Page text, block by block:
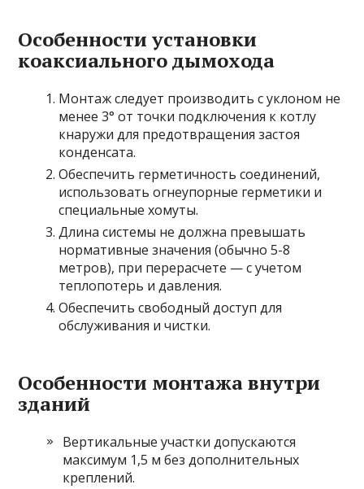
Особенности установки
коаксиального дымохода
Монтаж следует производить с уклоном не
менее 3° от точки подключения к котлу
кнаружи для предотвращения застоя
конденсата.
Обеспечить герметичность соединений,
использовать огнеупорные герметики и
специальные хомуты.
Длина системы не должна превышать
нормативные значения (обычно 5-8
метров), при перерасчете — с учетом
теплопотерь и давления.
Обеспечить свободный доступ для
обслуживания и чистки.
Особенности монтажа внутри
зданий
Вертикальные участки допускаются
максимум 1,5 м без дополнительных
креплений.